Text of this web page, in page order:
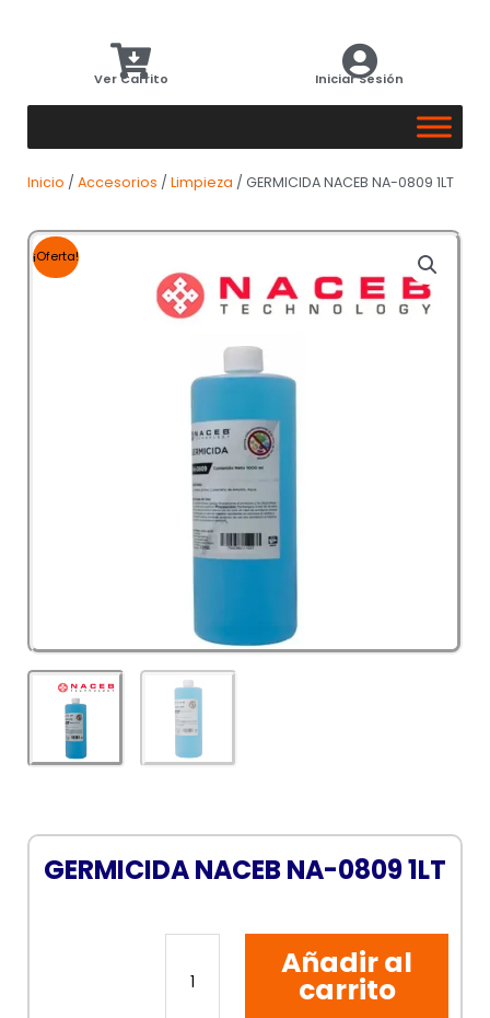
Ver Carrito Iniciar Sesión
Inicio / Accesorios / Limpieza / GERMICIDA NACEB NA-0809 1LT
¡Oferta!
GERMICIDA NACEB NA-0809 1LT
GERMICIDA
NA-
Añadir al
carrito